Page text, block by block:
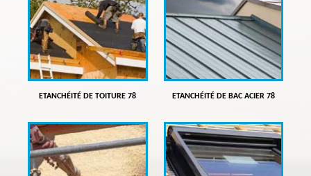
ETANCHÉITÉ DE TOITURE 78 ETANCHÉITÉ DE BAC ACIER 78